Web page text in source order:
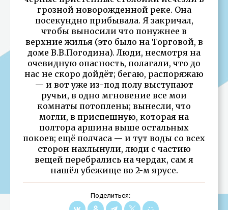
грозной новорожденной реке. Она
посекундно прибывала. Я закричал,
чтобы выносили что понужнее в
верхние жилья (это было на Торговой, в
доме В.В.Погодина). Люди, несмотря на
очевидную опасность, полагали, что до
нас не скоро дойдёт; бегаю, распоряжаю
— и вот уже из-под полу выступают
ручьи, в одно мгновение все мои
комнаты потоплены; вынесли, что
могли, в приспешную, которая на
полтора аршина выше остальных
покоев; ещё полчаса — и тут воды со всех
сторон нахлынули, люди с частию
вещей перебрались на чердак, сам я
нашёл убежище во 2-м ярусе.
Поделиться: